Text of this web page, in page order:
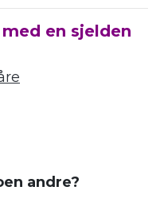
en sjelden
andre?